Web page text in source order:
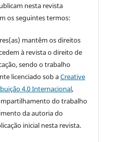
nesta revista
os seguintes termos:
mantêm os direitos
à revista o direito de
sendo o trabalho
licenciado sob aCreative
4.0 Internacional,
do trabalho
da autoria do
inicial nesta revista.